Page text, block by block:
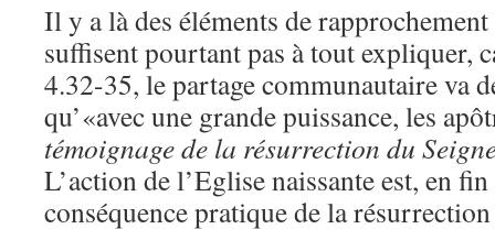
Il y a là des éléments de
suffisent pourtant pas à tout expliquer,
4.32-35, le partage communautaire va
qu’«avec une grande puissance, les
témoignage de la résurrection du
L’action de l’Eglise naissante est, en
conséquence pratique de la